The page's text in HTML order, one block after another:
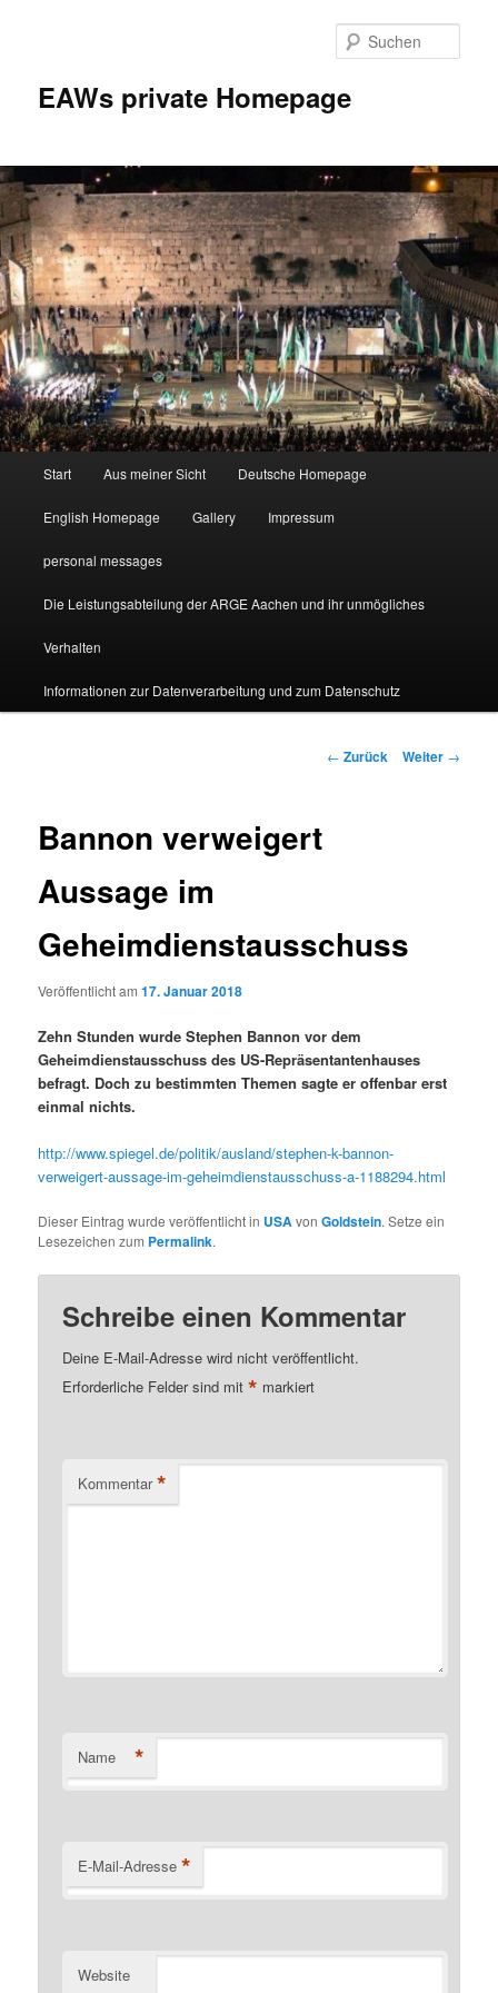
EAWs private Homepage
Start Aus meiner Sicht Deutsche Homepage
English Homepage Gallery Impressum
personal messages
Die Leistungsabteilung der ARGE Aachen und ihr unmögliches
Verhalten
Informationen zur Datenverarbeitung und zum Datenschutz
Beitragsnavigation
← Zurück Weiter →
Bannon verweigert
Aussage im
Geheimdienstausschuss
Veröffentlicht am17. Januar 2018
Zehn Stunden wurde Stephen Bannon vor dem
Geheimdienstausschuss des US-Repräsentantenhauses
befragt. Doch zu bestimmten Themen sagte er offenbar erst
einmal nichts.
http://www.spiegel.de/politik/ausland/stephen-k-bannon-
verweigert-aussage-im-geheimdienstausschuss-a-1188294.html
Dieser Eintrag wurde veröffentlicht in USAvonGoldstein. Setze ein
Lesezeichen zum Permalink.
Schreibe einen Kommentar
Deine E-Mail-Adresse wird nicht veröffentlicht.
Erforderliche Felder sind mit* markiert
Kommentar *
Name *
E-Mail-Adresse *
Website